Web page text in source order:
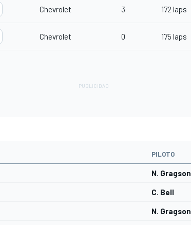
Chevrolet 3 172 laps
Chevrolet 0 175 laps
PILOTO
N. Gragson
C. Bell
N. Gragson